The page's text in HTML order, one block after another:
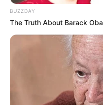
– 4 große Tomaten,
– 1 Gurke, geschält
– 1 rote Zwiebel, in
– Eine Handvoll
– 3 Esslöffel Olivenöl
– Saft einer Zitrone
– Salz und Pfeffer
BUZZDAY
The Truth About Barack